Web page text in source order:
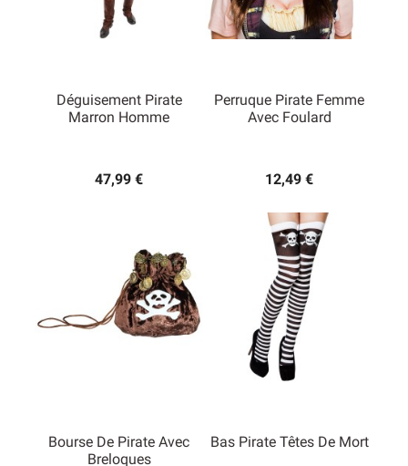
Déguisement Pirate
Marron Homme
47,99 €
Perruque Pirate Femme
Avec Foulard
12,49 €
Bourse De Pirate Avec
Breloques
Bas Pirate Têtes De Mort